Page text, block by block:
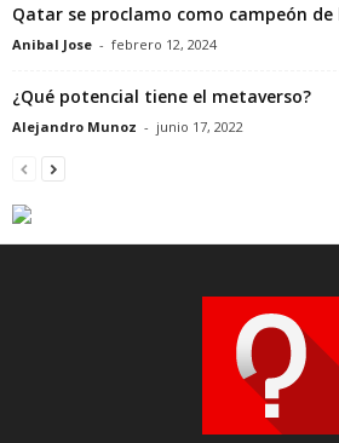
Qatar se proclamo como campeón de
Anibal Jose - febrero 12, 2024
¿Qué potencial tiene el metaverso?
Alejandro Munoz - junio 17, 2022